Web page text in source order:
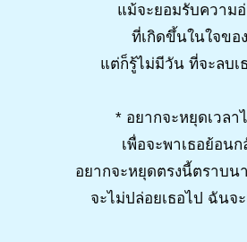
แม้จะยอมรับความ
ที่เกิดขึ้นในใจขอ
แต่ก็รู้ไม่มีวัน ที่จะลบเ
* อยากจะหยุดเวลา
เพื่อจะพาเธอย้อน
อยากจะหยุดตรงนี้ตราบน
จะไม่ปล่อยเธอไป ฉันจะ